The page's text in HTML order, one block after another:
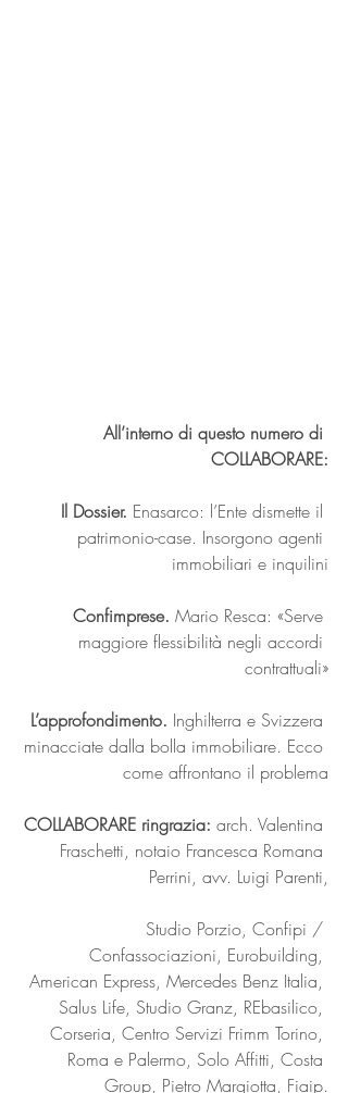
All’interno di questo numero di
COLLABORARE:
Il Dossier. Enasarco: l’Ente dismette il
patrimonio-case. Insorgono agenti
immobiliari e inquilini
Confimprese. Mario Resca: «Serve
maggiore flessibilità negli accordi
contrattuali»
L’approfondimento. Inghilterra e Svizzera
minacciate dalla bolla immobiliare. Ecco
come affrontano il problema
COLLABORARE ringrazia: arch. Valentina
Fraschetti, notaio Francesca Romana
Perrini, avv. Luigi Parenti,
Studio Porzio, Confipi /
Confassociazioni, Eurobuilding,
American Express, Mercedes Benz Italia,
Salus Life, Studio Granz, REbasilico,
Corseria, Centro Servizi Frimm Torino,
Roma e Palermo, Solo Affitti, Costa
Group, Pietro Margiotta, Fiaip.